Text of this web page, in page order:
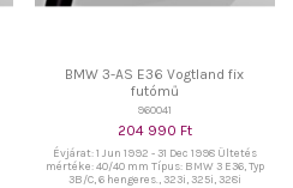
BMW 3-AS E36 Vogtland fix
futómű
960041
204 990 Ft
Évjárat: 1 Jun 1992 - 31 Dec 1998 Ültetés
mértéke: 40/40 mm Típus: BMW 3 E36, Typ
3B/C, 6 hengeres., 323i, 325i, 328i